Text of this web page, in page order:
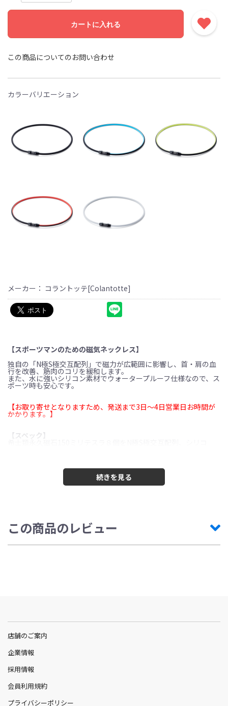
カートに入れる
この商品についてのお問い合わせ
カラーバリエーション
メーカー： コラントッテ[Colantotte]
【スポーツマンのための磁気ネックレス】
独自の「N極S極交互配列」で磁力が広範囲に影響し、首・肩の血
行を改善、筋肉のコリを緩和します。
また、水に強いシリコン素材でウォータープルーフ仕様なので、ス
ポーツ時も安心です。
【お取り寄せとなりますため、発送まで3日〜4日営業日お時間が
かかります。】
【スペック】
M:47cm、L:51cmの２サイズ展開
医療機器認証番号：305AGBZX00083000
この商品のレビュー
店舗のご案内
企業情報
採用情報
会員利用規約
プライバシーポリシー